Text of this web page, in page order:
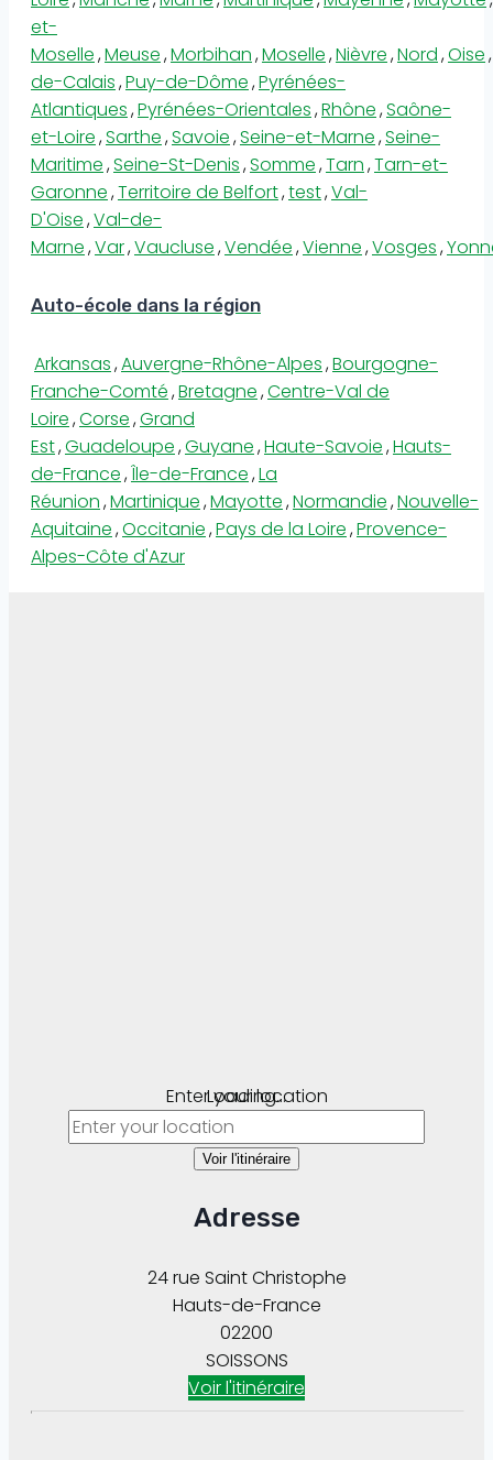
et-
Moselle,Meuse,Morbihan,Moselle,Nièvre,Nord,Oise,
de-Calais,Puy-de-Dôme,Pyrénées-
Atlantiques,Pyrénées-Orientales,Rhône,Saône-
et-Loire,Sarthe,Savoie,Seine-et-Marne,Seine-
Maritime,Seine-St-Denis,Somme,Tarn,Tarn-et-
Garonne,Territoire de Belfort,test,Val-
D'Oise,Val-de-
Marne,Var,Vaucluse,Vendée,Vienne,Vosges,
Auto-école dans la région
Arkansas,Auvergne-Rhône-Alpes,Bourgogne-
Franche-Comté,Bretagne,Centre-Val de
Loire,Corse,Grand
Est,Guadeloupe,Guyane,Haute-Savoie,Hauts-
de-France,Île-de-France,La
Réunion,Martinique,Mayotte,Normandie,Nouvelle-
Aquitaine,Occitanie,Pays de la Loire,Provence-
Alpes-Côte d'Azur
Loading...
Enter your location
Voir l'itinéraire
Adresse
24 rue Saint Christophe
SOISSONS
Hauts-de-France
02200
Voir l'itinéraire